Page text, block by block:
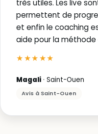
très utiles. Les live
permettent de
et enfin le coaching
aide pour la
★★★★★
Magali · Saint-Ouen
Avis à Saint-Ouen